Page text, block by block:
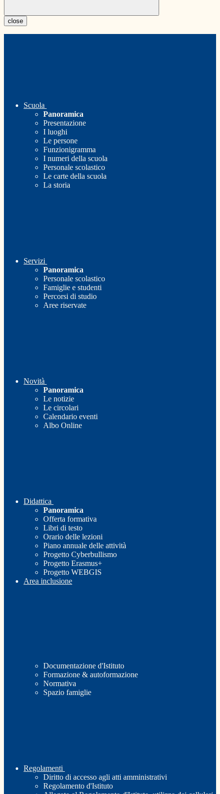
close
Scuola
Panoramica
Presentazione
I luoghi
Le persone
Funzionigramma
I numeri della scuola
Personale scolastico
Le carte della scuola
La storia
Servizi
Panoramica
Personale scolastico
Famiglie e studenti
Percorsi di studio
Aree riservate
Novità
Panoramica
Le notizie
Le circolari
Calendario eventi
Albo Online
Didattica
Panoramica
Offerta formativa
Libri di testo
Orario delle lezioni
Piano annuale delle attività
Progetto Cyberbullismo
Progetto Erasmus+
Progetto WEBGIS
Area inclusione
Documentazione d'Istituto
Formazione & autoformazione
Normativa
Spazio famiglie
Regolamenti
Diritto di accesso agli atti amministrativi
Regolamento d'Istituto